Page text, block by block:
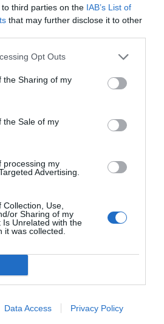
third parties on the IAB’s List of
that may further disclose it to other
Opt Outs
the Sharing of my
the Sale of my
processing my
Advertising.
Use,
or Sharing of my
Is Unrelated with the
it was collected.
Data Access Privacy Policy